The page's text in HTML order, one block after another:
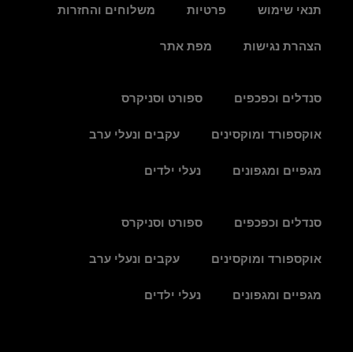
תנאי שימוש פרטיות משלוחים והחזרות
הצהרת נגישות מפת אתר
סנדלים וכפכפים ספורט וסניקרס
אוקספורד ומוקסינים עקבים ונעלי ערב
מגפיים ומגפונים נעלי ילדים
סנדלים וכפכפים ספורט וסניקרס
אוקספורד ומוקסינים עקבים ונעלי ערב
מגפיים ומגפונים נעלי ילדים